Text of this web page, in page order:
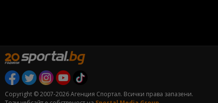
Copyright © 2007-2026 Агенция Спортал. Всички права запазени.